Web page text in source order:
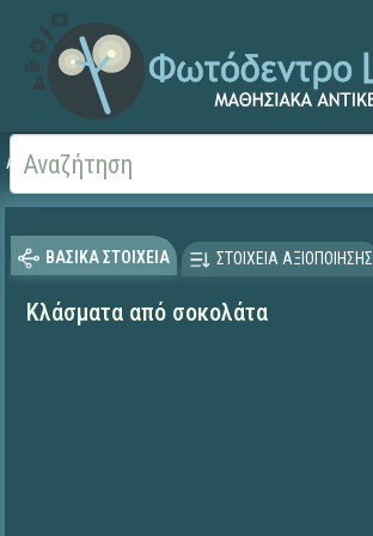
Αρχική ΕΡΓΑ ΙΤΥΕ 1996-2008
ΒΑΣΙΚΑ ΣΤΟΙΧΕΙΑ ΣΤΟΙΧΕΙΑ ΑΞΙΟΠΟΙΗΣΗΣ
Κλάσματα από σοκολάτα